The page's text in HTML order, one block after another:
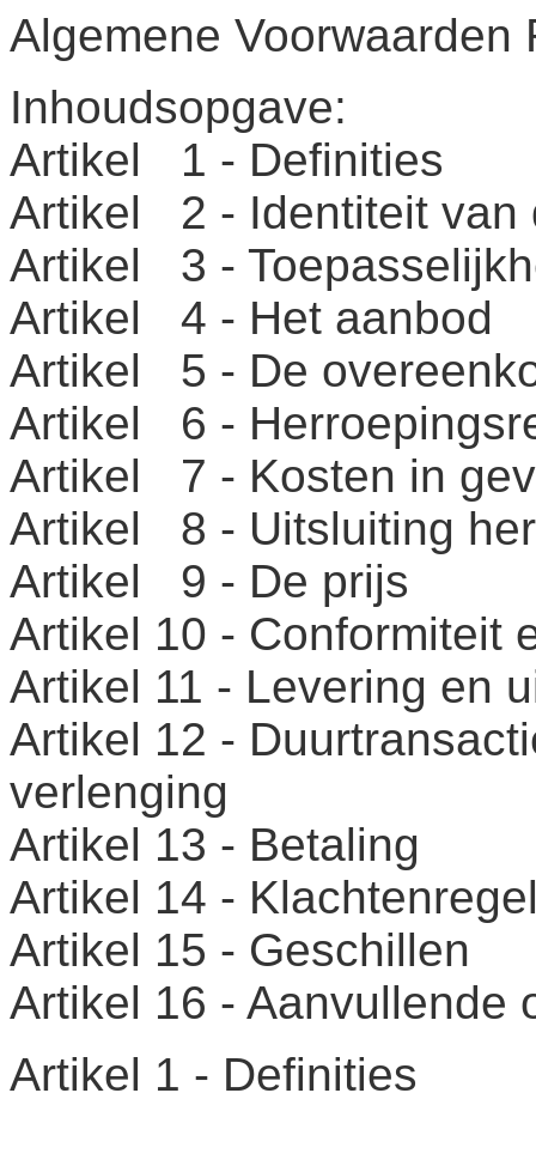
Algemene Voorwaarden
Inhoudsopgave:
Artikel 1 - Definities
Artikel 2 - Identiteit van
Artikel 3 -
Artikel 4 - Het aanbod
Artikel 5 - De
Artikel 6 -
Artikel 7 - Kosten in
Artikel 8 - Uitsluiting
Artikel 9 - De prijs
Artikel 10 - Conformiteit
Artikel 11 - Levering en
Artikel 12 -
verlenging
Artikel 13 - Betaling
Artikel 14 -
Artikel 15 - Geschillen
Artikel 16 - Aanvullende
Artikel 1 - Definities